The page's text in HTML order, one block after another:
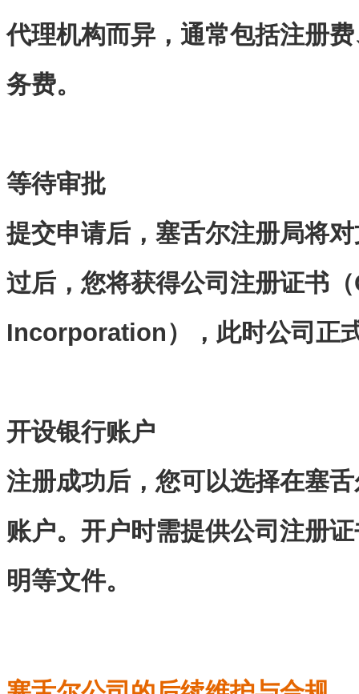
代理机构而异，通常包括注册
务费。
等待审批
提交申请后，塞舌尔注册局将
过后，您将获得公司注册证书（
Incorporation），此时公司正
开设银行账户
注册成功后，您可以选择在塞
账户。开户时需提供公司注册
明等文件。